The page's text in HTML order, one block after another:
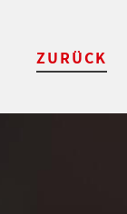
ZURÜCK